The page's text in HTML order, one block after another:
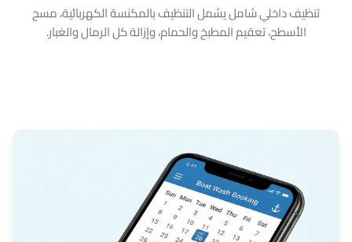
تنظيف داخلي شامل يشمل التنظيف بالمكنسة الكهربائية، مسح
الأسطح، تعقيم المطبخ والحمام، وإزالة كل الرمال والغبار.